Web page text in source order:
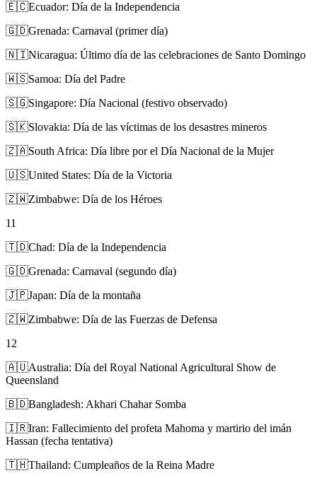
🇪🇨Ecuador: Día de la Independencia
🇬🇩Grenada: Carnaval (primer día)
🇳🇮Nicaragua: Último día de las celebraciones de Santo Domingo
🇼🇸Samoa: Día del Padre
🇸🇬Singapore: Día Nacional (festivo observado)
🇸🇰Slovakia: Día de las víctimas de los desastres mineros
🇿🇦South Africa: Día libre por el Día Nacional de la Mujer
🇺🇸United States: Día de la Victoria
🇿🇼Zimbabwe: Día de los Héroes
11
🇹🇩Chad: Día de la Independencia
🇬🇩Grenada: Carnaval (segundo día)
🇯🇵Japan: Día de la montaña
🇿🇼Zimbabwe: Día de las Fuerzas de Defensa
12
🇦🇺Australia: Día del Royal National Agricultural Show de
Queensland
🇧🇩Bangladesh: Akhari Chahar Somba
🇮🇷Iran: Fallecimiento del profeta Mahoma y martirio del imán
Hassan (fecha tentativa)
🇹🇭Thailand: Cumpleaños de la Reina Madre